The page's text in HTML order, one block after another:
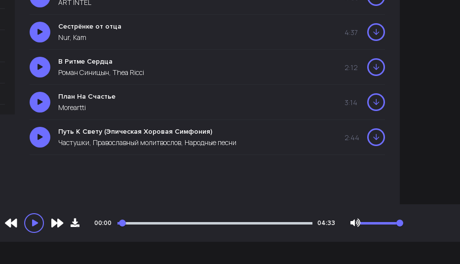
ART INTEL
Сестрёнке от отца
Nur, Kam
4:37
В Ритме Сердца
Роман Синицын, Thea Ricci
2:12
План На Счастье
Moreartti
3:14
Путь К Свету (Эпическая Хоровая Симфония)
Частушки, Православный молитвослов, Народные песни
2:44
00:00 04:33